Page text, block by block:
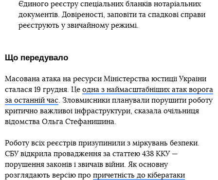
Єдиного реєстру спеціальних бланків нотаріальних
документів. Довіреності, заповіти та спадкові справи
реєструють у звичайному режимі.
Що передувало
Масована атака на ресурси Міністерства юстиції України
сталася 19 грудня. Це одна з наймасштабніших атак ворога
за останній час. Зловмисники планували порушити роботу
критично важливої інфраструктури, сказала очільниця
відомства Ольга Стефанишина.
Роботу всіх реєстрів призупинили з міркувань безпеки.
СБУ відкрила провадження за статтею 438 ККУ —
порушення законів і звичаїв війни. Як основну
розглядають версію про причетність до кібератаки